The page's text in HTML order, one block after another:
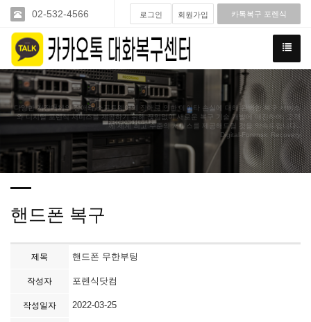
02-532-4566 로그인 회원가입 카톡복구 포렌식
다양한 저장매체의 장애와 소프트웨어의 장애로 인한 데이타 손실에 대해 완벽한 복구 서비스
와 디지털 포렌식 서비스를 제공하기 위해 끊임없이 새로운 복구 기술 개발에 매진하여. 고객
께 세계 최고 수준의 서비스를 제공해드릴 것을 약속드립니다..
Digital-Forensic Recovery
핸드폰 복구
제목 핸드폰 무한부팅
작성자 포렌식닷컴
작성일자 2022-03-25